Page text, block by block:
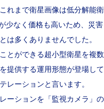
れまで衛星画像は低分解能衛
少なく価格も高いため、災害
は多くありませんでした。
とができる超小型衛星を複数
提供する運用形態が登場して
レーションと言います。
ーションを「監視カメラ」の